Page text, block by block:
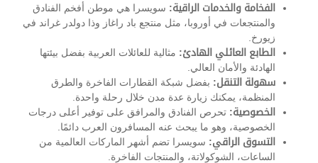
الفخامة والخدمات الراقية: سويسرا هي موطن أفخم الفنادق
والمنتجعات في أوروبا، مثل منتجع باد راغاز وذا دولدر غراند في
زيورخ.
الطابع العائلي الهادئ: مثالية للعائلات العربية بفضل بيئتها
الهادئة والأمان العالي.
سهولة التنقل: بفضل شبكة القطارات الفاخرة والطرق
المنظمة، يمكنك زيارة عدة مدن خلال رحلة واحدة.
الخصوصية: تحرص الفنادق والمرافق على توفير أعلى درجات
الخصوصية، وهو ما يبحث عنه المسافرون العرب دائمًا.
التسوق الراقي: سويسرا تضم أشهر الماركات العالمية من
الساعات، الشوكولاتة، والمنتجات الفاخرة.